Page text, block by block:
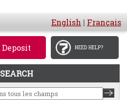
English | Français
Deposit NEED HELP?
SEARCH